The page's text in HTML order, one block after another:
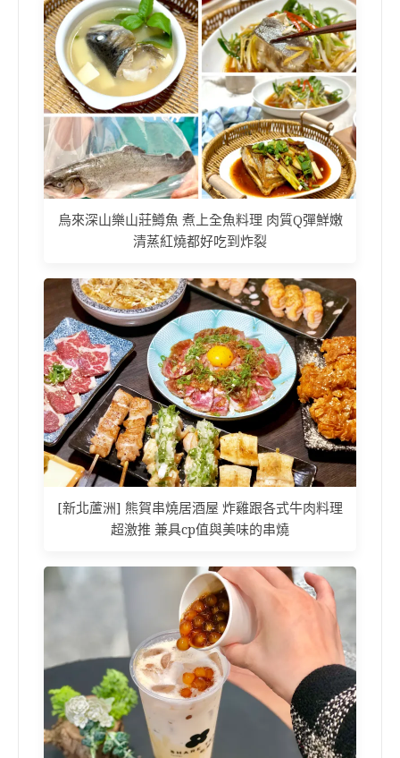
烏來深山樂山莊鱒魚 煮上全魚料理 肉質Q彈鮮嫩
清蒸紅燒都好吃到炸裂
[新北蘆洲] 熊賀串燒居酒屋 炸雞跟各式牛肉料理
超激推 兼具cp值與美味的串燒